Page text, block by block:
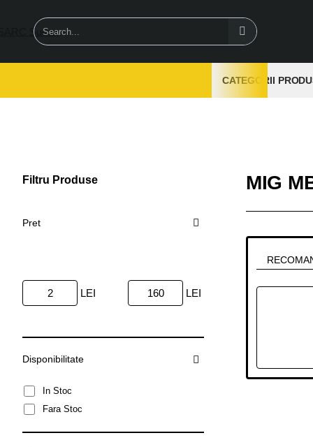
Search...
CATEGORII
Filtru Produse
Pret
LEI LEI
Disponibilitate
In Stoc
Fara Stoc
MIG